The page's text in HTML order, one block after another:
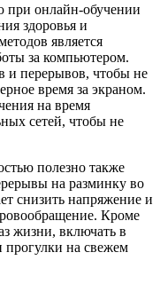
при онлайн-обучении
здоровья и
является
за компьютером.
и перерывов, чтобы не
время за экраном.
на время
сетей, чтобы не
полезно также
на разминку во
снизить напряжение и
Кроме
жизни, включать в
прогулки на свежем